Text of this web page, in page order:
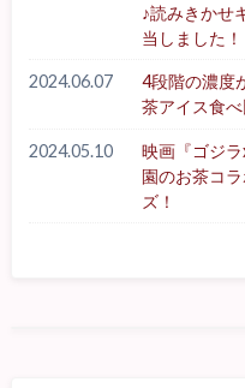
♪読みきかせ
当しました！
2024.06.07
4段階の濃度
茶アイス食
2024.05.10
映画『ゴジ
園のお茶コ
ズ！